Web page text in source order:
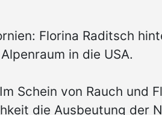
Florina Raditsch
in die USA.
Schein von Rauch und
die Ausbeutung der